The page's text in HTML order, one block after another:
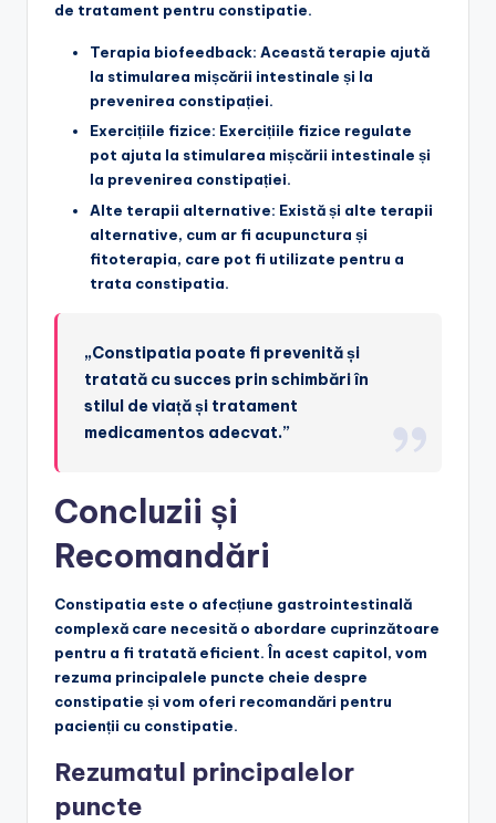
de tratament pentru constipatie.
Terapia biofeedback: Această terapie ajută
la stimularea mișcării intestinale și la
prevenirea constipației.
Exercițiile fizice: Exercițiile fizice regulate
pot ajuta la stimularea mișcării intestinale și
la prevenirea constipației.
Alte terapii alternative: Există și alte terapii
alternative, cum ar fi acupunctura și
fitoterapia, care pot fi utilizate pentru a
trata constipatia.
„Constipatia poate fi prevenită și
tratată cu succes prin schimbări în
stilul de viață și tratament
medicamentos adecvat.”
Concluzii și
Recomandări
Constipatia este o afecțiune gastrointestinală
complexă care necesită o abordare cuprinzătoare
pentru a fi tratată eficient. În acest capitol, vom
rezuma principalele puncte cheie despre
constipatie și vom oferi recomandări pentru
pacienții cu constipatie.
Rezumatul principalelor
puncte